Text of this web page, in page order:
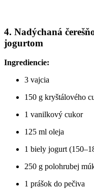
4. Nadýchaná
jogurtom
Ingrediencie:
3 vajcia
150 g kryštálového
1 vanilkový cukor
125 ml oleja
1 biely jogurt
250 g polohrubej
1 prášok do pečiva